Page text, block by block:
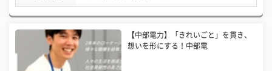
【中部電力】「きれいごと」を貫き、
想いを形にする！中部電